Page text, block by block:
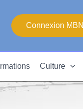
Connexion MBN
Culture